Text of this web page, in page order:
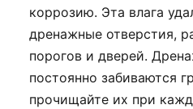
коррозию. Эта влага
дренажные отверстия,
порогов и дверей.
постоянно забиваются
прочищайте их при